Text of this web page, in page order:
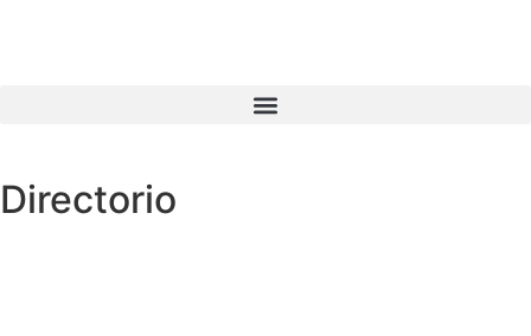
Directorio